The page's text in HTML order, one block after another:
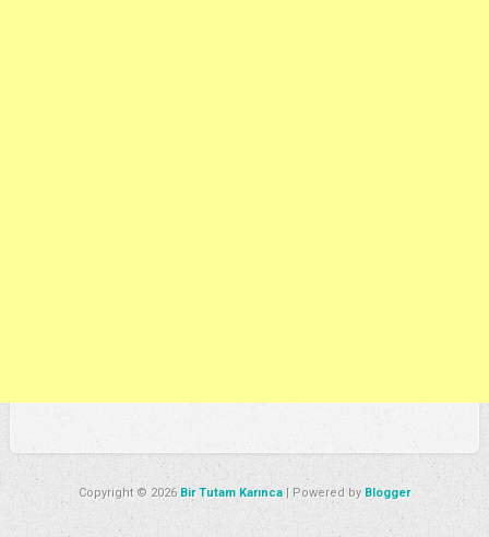
Copyright © 2026 Bir Tutam Karınca | Powered by Blogger